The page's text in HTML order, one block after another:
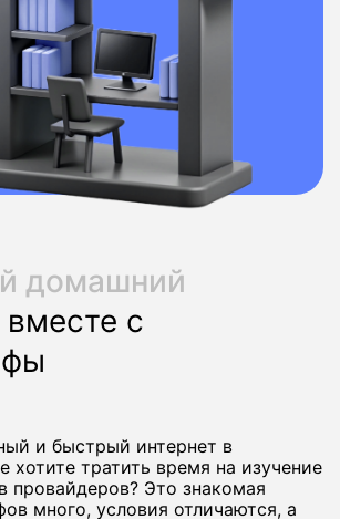
домашний
вместе с
и быстрый интернет в
хотите тратить время на изучение
провайдеров? Это знакомая
много, условия отличаются, а